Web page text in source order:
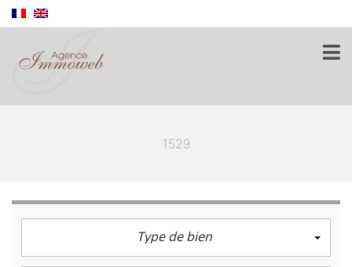
1529
Type de bien